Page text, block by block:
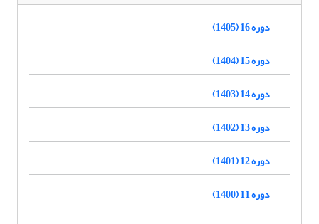
دوره 16 (1405)
دوره 15 (1404)
دوره 14 (1403)
دوره 13 (1402)
دوره 12 (1401)
دوره 11 (1400)